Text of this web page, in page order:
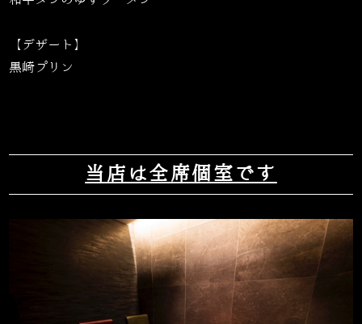
【デザート】
黒崎プリン
当店は全席個室です